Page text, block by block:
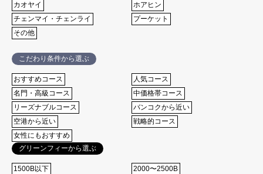
カオヤイ
ホアヒン
チェンマイ・チェンライ
プーケット
その他
こだわり条件から選ぶ
おすすめコース
⼈気コース
名⾨・⾼級コース
中価格帯コース
リーズナブルコース
バンコクから近い
空港から近い
戦略的コース
女性にもおすすめ
グリーンフィーから選ぶ
1500B以下
2000〜2500B